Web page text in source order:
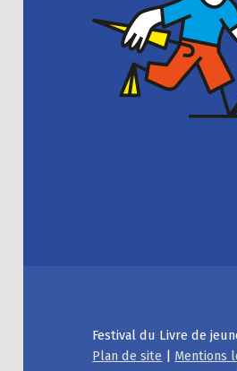
Festival du Livre de
Plan de site | Mentions